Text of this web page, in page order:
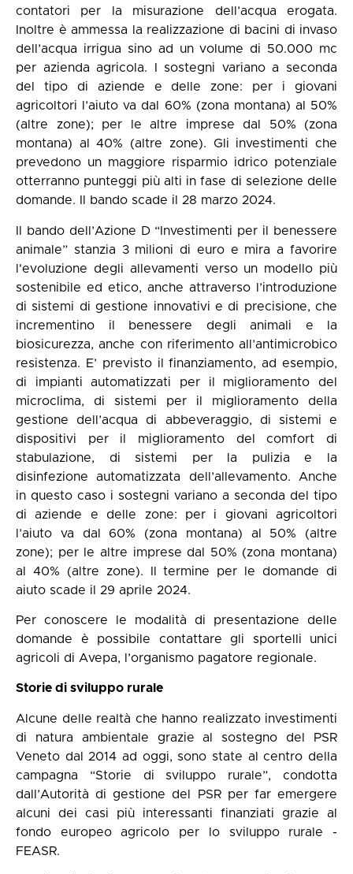
contatori per la misurazione dell’acqua erogata.
Inoltre è ammessa la realizzazione di bacini di invaso
dell’acqua irrigua sino ad un volume di 50.000 mc
per azienda agricola. I sostegni variano a seconda
del tipo di aziende e delle zone: per i giovani
agricoltori l’aiuto va dal 60% (zona montana) al 50%
(altre zone); per le altre imprese dal 50% (zona
montana) al 40% (altre zone). Gli investimenti che
prevedono un maggiore risparmio idrico potenziale
otterranno punteggi più alti in fase di selezione delle
domande. Il bando scade il 28 marzo 2024.
Il bando dell’Azione D “Investimenti per il benessere
animale” stanzia 3 milioni di euro e mira a favorire
l'evoluzione degli allevamenti verso un modello più
sostenibile ed etico, anche attraverso l’introduzione
di sistemi di gestione innovativi e di precisione, che
incrementino il benessere degli animali e la
biosicurezza, anche con riferimento all’antimicrobico
resistenza. E’ previsto il finanziamento, ad esempio,
di impianti automatizzati per il miglioramento del
microclima, di sistemi per il miglioramento della
gestione dell’acqua di abbeveraggio, di sistemi e
dispositivi per il miglioramento del comfort di
stabulazione, di sistemi per la pulizia e la
disinfezione automatizzata dell’allevamento. Anche
in questo caso i sostegni variano a seconda del tipo
di aziende e delle zone: per i giovani agricoltori
l’aiuto va dal 60% (zona montana) al 50% (altre
zone); per le altre imprese dal 50% (zona montana)
al 40% (altre zone). Il termine per le domande di
aiuto scade il 29 aprile 2024.
Per conoscere le modalità di presentazione delle
domande è possibile contattare gli sportelli unici
agricoli di Avepa, l’organismo pagatore regionale.
Storie di sviluppo rurale
Alcune delle realtà che hanno realizzato investimenti
di natura ambientale grazie al sostegno del PSR
Veneto dal 2014 ad oggi, sono state al centro della
campagna “Storie di sviluppo rurale”, condotta
dall’Autorità di gestione del PSR per far emergere
alcuni dei casi più interessanti finanziati grazie al
fondo europeo agricolo per lo sviluppo rurale -
FEASR.